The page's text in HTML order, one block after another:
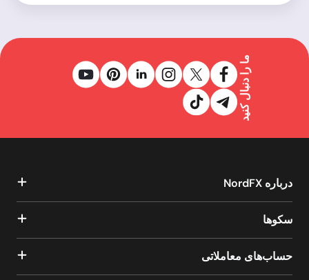
ما را دنبال کنید
درباره NordFX
سکوها
حساب‌های معاملاتی